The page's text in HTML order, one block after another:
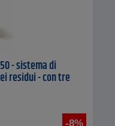
- sistema di
residui - con tre
-8%